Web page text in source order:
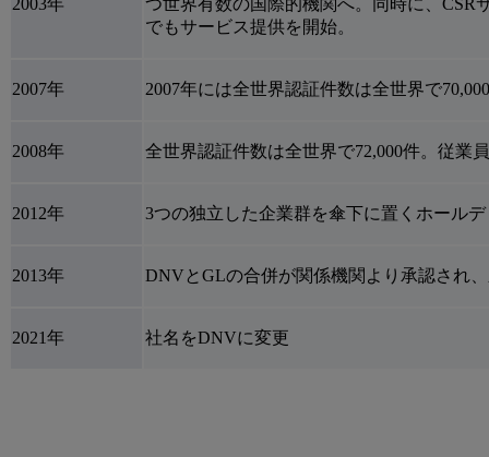
でもサービス提供を開始。
2007年 2007年には全世界認証件数は全世界で
2008年 全世界認証件数は全世界で72,000件。従業
2012年 3つの独立した企業群を傘下に置くホール
2013年 DNVとGLの合併が関係機関より承認され
2021年 社名をDNVに変更